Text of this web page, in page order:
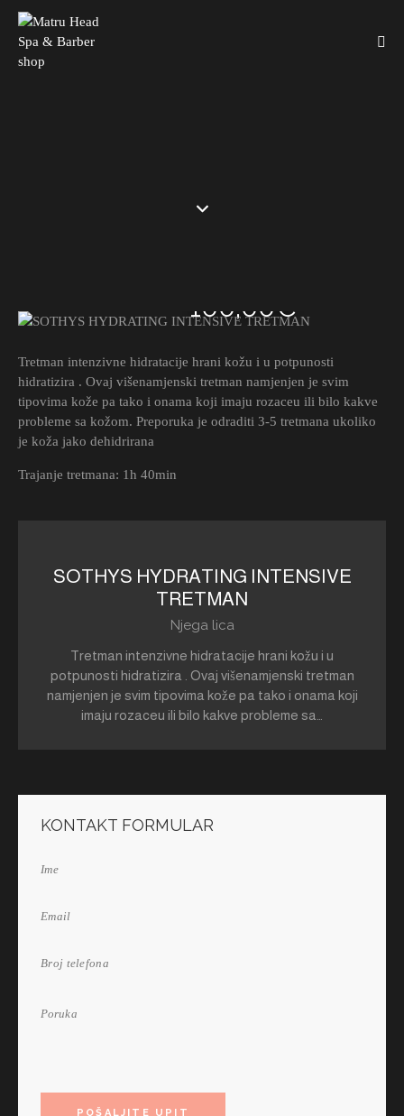
100,00€
Tretman intenzivne hidratacije hrani kožu i u potpunosti
hidratizira . Ovaj višenamjenski tretman namjenjen je svim
tipovima kože pa tako i onama koji imaju rozaceu ili bilo kakve
probleme sa kožom. Preporuka je odraditi 3-5 tretmana ukoliko
je koža jako dehidrirana
Trajanje tretmana: 1h 40min
SOTHYS HYDRATING INTENSIVE
TRETMAN
Njega lica
Tretman intenzivne hidratacije hrani kožu i u
potpunosti hidratizira . Ovaj višenamjenski tretman
namjenjen je svim tipovima kože pa tako i onama koji
imaju rozaceu ili bilo kakve probleme sa…
KONTAKT FORMULAR